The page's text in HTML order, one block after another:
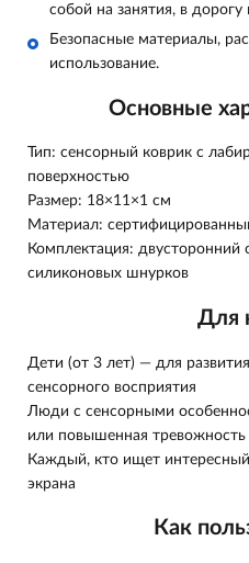
собой на занятия, в
Безопасные материалы,
использование.
Основные
Тип: сенсорный коврик с
поверхностью
Размер: 18×11×1 см
Материал:
Комплектация: двусторонний
силиконовых шнурков
Для
Дети (от 3 лет) — для
сенсорного восприятия
Люди с сенсорными
или повышенная тревожность
Каждый, кто ищет интересный
экрана
Как